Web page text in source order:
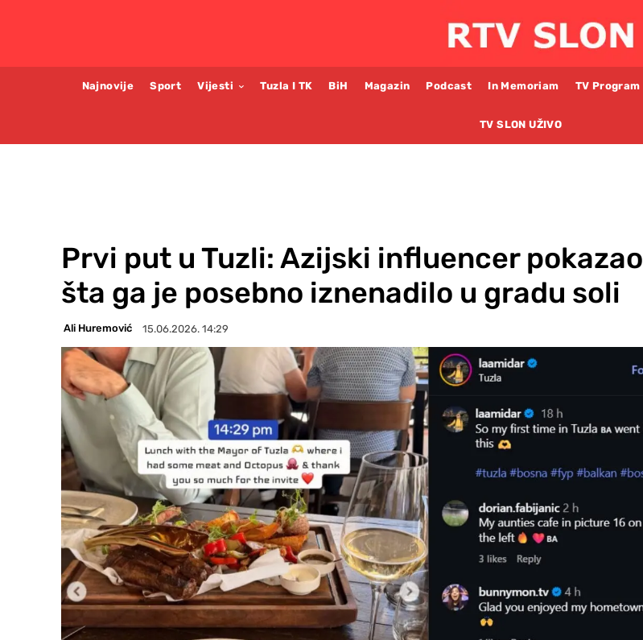
Najnovije Sport Vijesti Tuzla I TK BiH Magazin Podcast In Memoriam TV Program
TV SLON UŽIVO
Prvi put u Tuzli: Azijski influencer pokazao
šta ga je posebno iznenadilo u gradu soli
Ali Huremović 15.06.2026. 14:29